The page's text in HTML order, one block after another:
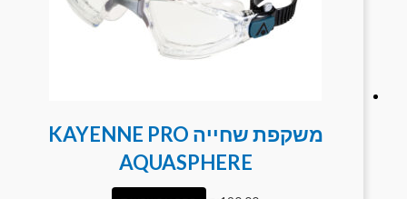
משקפת שחייה KAYENNE PRO
AQUASPHERE